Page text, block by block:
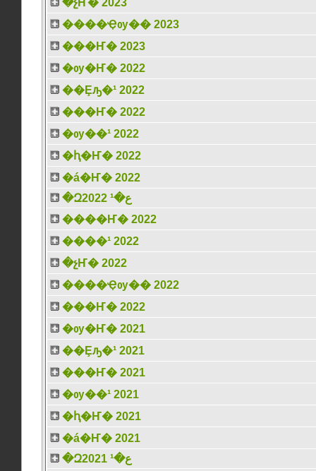
�չҤ� 2023
����Ҿѹ�� 2023
���Ҥ� 2023
�ѹ�Ҥ� 2022
��Ȩԡ�¹ 2022
���Ҥ� 2022
�ѹ��¹ 2022
�ԧ�Ҥ� 2022
�á�Ҥ� 2022
�Զع�¹ 2022
����Ҥ� 2022
����¹ 2022
�չҤ� 2022
����Ҿѹ�� 2022
���Ҥ� 2022
�ѹ�Ҥ� 2021
��Ȩԡ�¹ 2021
���Ҥ� 2021
�ѹ��¹ 2021
�ԧ�Ҥ� 2021
�á�Ҥ� 2021
�Զع�¹ 2021